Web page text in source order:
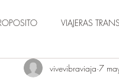
VIAJERAS
vivevibraviaja 7